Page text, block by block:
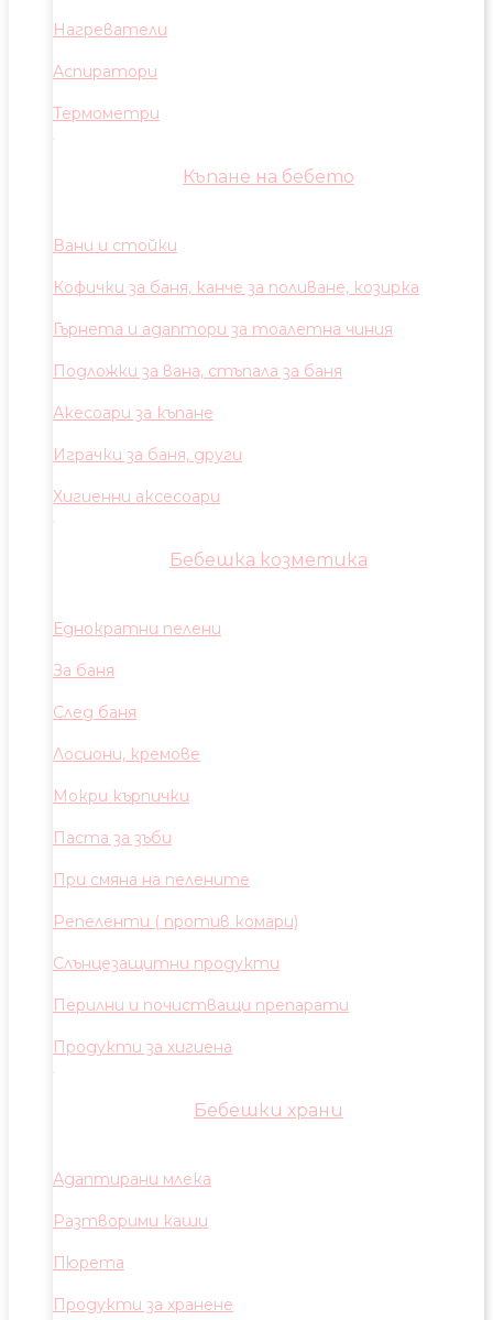
Нагреватели
Аспиратори
Термометри
Къпане на бебето
Вани и стойки
Кофички за баня, канче за поливане, козирка
Гърнета и адаптори за тоалетна чиния
Подложки за вана, стъпала за баня
Акесоари за къпане
Играчки за баня, други
Хигиенни аксесоари
Бебешка козметика
Еднократни пелени
За баня
След баня
Лосиони, кремове
Мокри кърпички
Паста за зъби
При смяна на пелените
Репеленти ( против комари)
Слънцезащитни продукти
Перилни и почистващи препарати
Продукти за хигиена
Бебешки храни
Адаптирани млека
Разтворими каши
Пюрета
Продукти за хранене